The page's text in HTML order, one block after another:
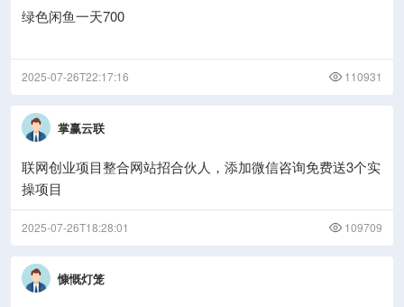
绿色闲鱼一天700
2025-07-26T22:17:16 110931
掌赢云联
联网创业项目整合网站招合伙人，添加微信咨询免费送3个实
操项目
2025-07-26T18:28:01 109709
慷慨灯笼